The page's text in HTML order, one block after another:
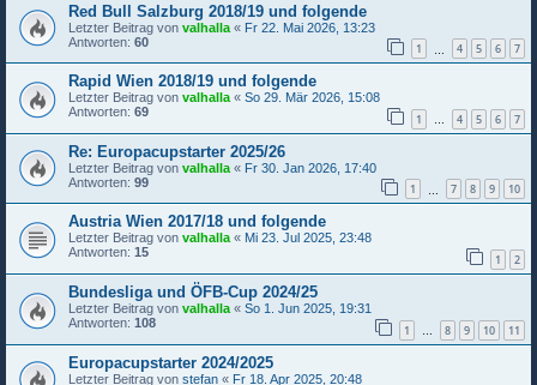
Red Bull Salzburg 2018/19 und folgende
Letzter Beitrag von valhalla « Fr 22. Mai 2026, 13:23
Antworten: 60 1 4 5 6 7
Rapid Wien 2018/19 und folgende
Letzter Beitrag von valhalla « So 29. Mär 2026, 15:08
Antworten: 69 1 … 4 5 6 7
Re: Europacupstarter 2025/26
Letzter Beitrag von valhalla « Fr 30. Jan 2026, 17:40
Antworten: 99 1 7 8 9 10
Austria Wien 2017/18 und folgende
Letzter Beitrag von valhalla« Mi 23. Jul 2025, 23:48
Antworten: 15 1 2
Bundesliga und ÖFB-Cup 2024/25
Letzter Beitrag von valhalla « So 1. Jun 2025, 19:31
Antworten: 108 1 … 8 9 10 11
Europacupstarter 2024/2025
Letzter Beitrag von stefan « Fr 18. Apr 2025, 20:48